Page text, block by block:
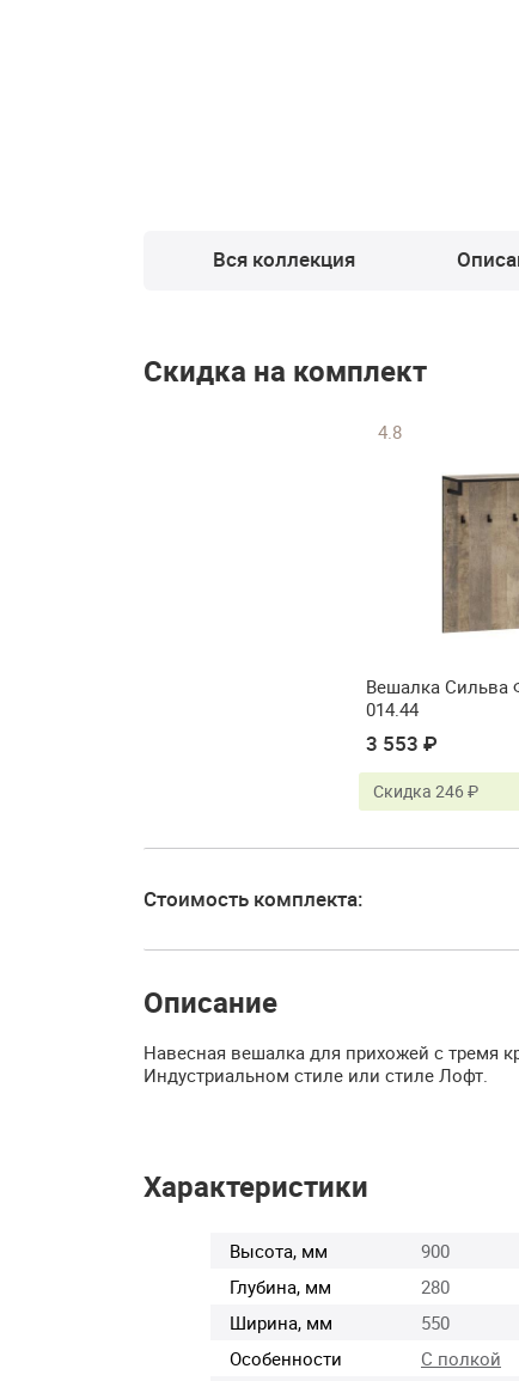
Вся коллекция
Скидка на комплект
4.8
Вешалка
014.44
3 553 ₽
Скидка 246 ₽
Стоимость комплекта:
Описание
Навесная вешалка для прихожей с
Индустриальном стиле или стиле Лофт.
Характеристики
Высота, мм
900
Глубина, мм
280
Ширина, мм
550
Особенности
С полкой